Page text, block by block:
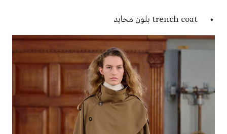
trench coat بلون محايد